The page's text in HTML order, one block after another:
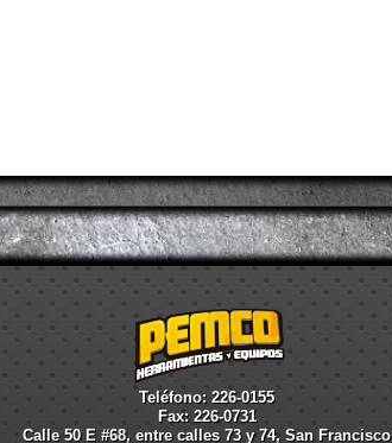
Teléfono: 226-0155
Fax: 226-0731
Calle 50 E #68, entre calles 73 y 74, San Francisco